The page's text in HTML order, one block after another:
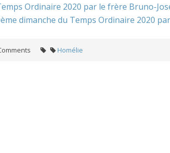
Ordinaire 2020 par le frère Bruno-
dimanche du Temps Ordinaire 2020
Homélie